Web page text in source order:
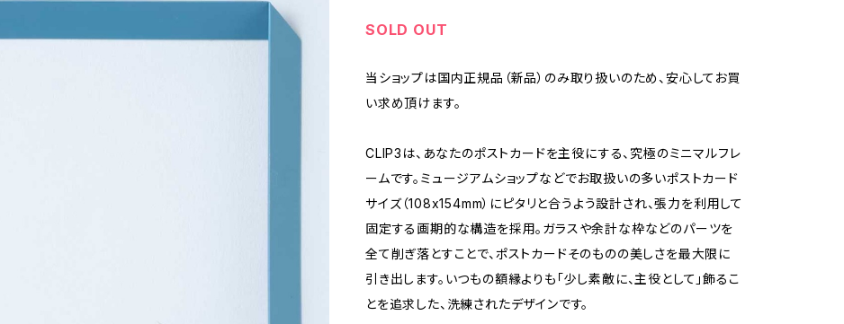
SOLD OUT
当ショップは国内正規品（新品）のみ取り扱いのため、安心してお買
い求め頂けます。
CLIP3は、あなたのポストカードを主役にする、究極のミニマルフレ
ームです。ミュージアムショップなどでお取扱いの多いポストカード
サイズ（108x154mm）にピタリと合うよう設計され、張力を利用して
固定する画期的な構造を採用。ガラスや余計な枠などのパーツを
全て削ぎ落とすことで、ポストカードそのものの美しさを最大限に
引き出します。いつもの額縁よりも「少し素敵に、主役として」飾るこ
とを追求した、洗練されたデザインです。